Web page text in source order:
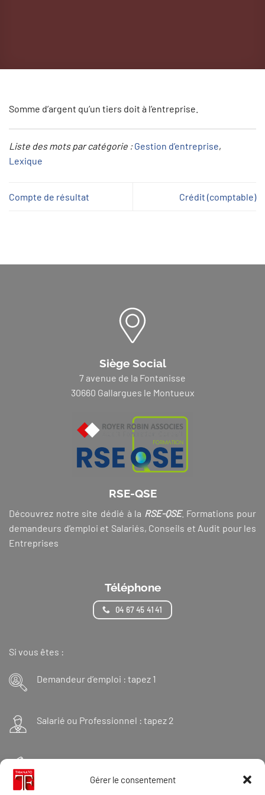
Gérer le consentement
Somme d’argent qu’un tiers doit à l’entreprise.
Liste des mots par catégorie : Gestion d’entreprise
Lexique
Compte de résultat Crédit (comptable)
Siège Social
7 avenue de la Fontanisse
30660 Gallargues le Montueux
RSE-QSE
Découvrez notre site dédié à la RSE-QSE. Formations pour
demandeurs d’emploi et Salariés, Conseils et Audit pour les
Entreprises
Téléphone
04 67 45 41 41
Si vous êtes :
Demandeur d’emploi : tapez 1
Salarié ou Professionnel : tapez 2
Financeur : tapez 3